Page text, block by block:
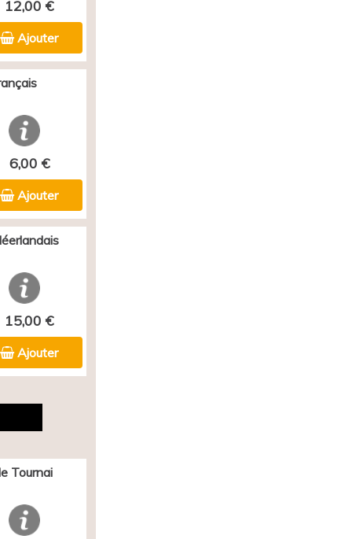
12,00 €
Ajouter
6,00 €
Ajouter
15,00 €
Ajouter
Tournai